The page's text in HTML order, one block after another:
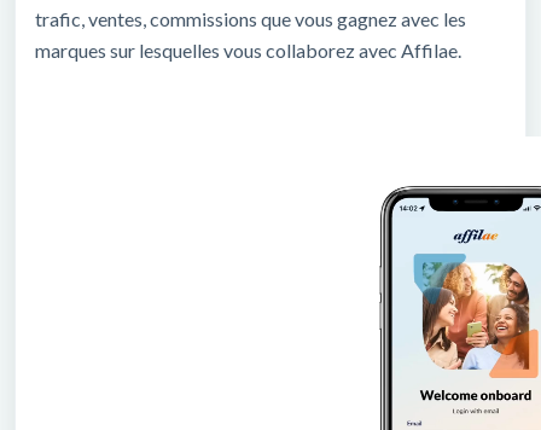
trafic, ventes, commissions que vous gagnez avec les
marques sur lesquelles vous collaborez avec Affilae.